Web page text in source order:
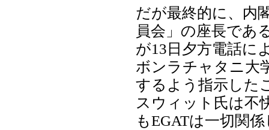
だが最終的に、内
員会」の座長であ
が13日夕方電話に
ボンラチャタニ大
するよう指示した
スウィット氏は不
もEGATは一切関